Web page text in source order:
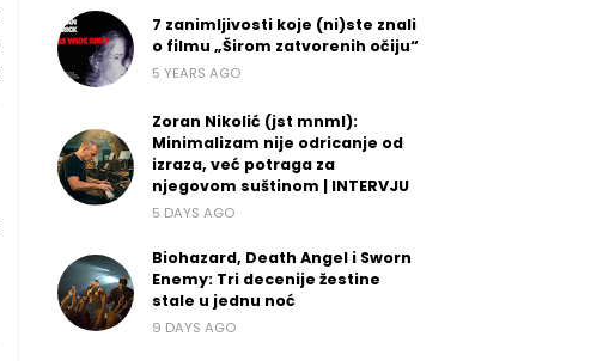
7 zanimljivosti koje (ni)ste znali
o filmu „Širom zatvorenih očiju“
5 YEARS AGO
Zoran Nikolić (jst mnml):
Minimalizam nije odricanje od
izraza, već potraga za
njegovom suštinom | INTERVJU
5 DAYS AGO
Biohazard, Death Angel i Sworn
Enemy: Tri decenije žestine
stale u jednu noć
9 DAYS AGO